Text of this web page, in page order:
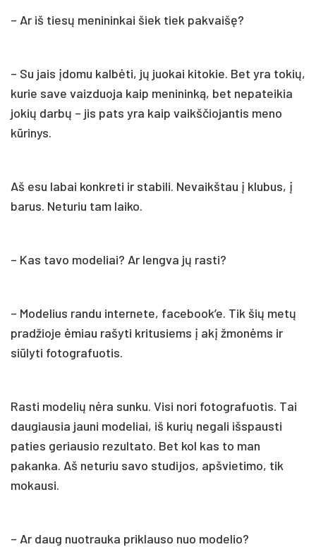
– Ar iš tiesų menininkai šiek tiek pakvaišę?
– Su jais įdomu kalbėti, jų juokai kitokie. Bet yra tokių,
kurie save vaizduoja kaip menininką, bet nepateikia
jokių darbų – jis pats yra kaip vaikščiojantis meno
kūrinys.
Aš esu labai konkreti ir stabili. Nevaikštau į klubus, į
barus. Neturiu tam laiko.
– Kas tavo modeliai? Ar lengva jų rasti?
– Modelius randu internete, facebook’e. Tik šių metų
pradžioje ėmiau rašyti kritusiems į akį žmonėms ir
siūlyti fotografuotis.
Rasti modelių nėra sunku. Visi nori fotografuotis. Tai
daugiausia jauni modeliai, iš kurių negali išspausti
paties geriausio rezultato. Bet kol kas to man
pakanka. Aš neturiu savo studijos, apšvietimo, tik
mokausi.
– Ar daug nuotrauka priklauso nuo modelio?